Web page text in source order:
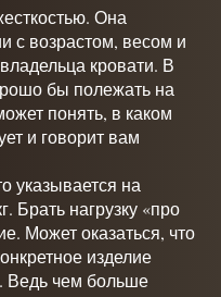
Она
с возрастом, весом и
кровати. В
бы полежать на
понять, в каком
и говорит вам
указывается на
Брать нагрузку «про
Может оказаться, что
изделие
Ведь чем больше